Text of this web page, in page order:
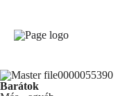
Barátok